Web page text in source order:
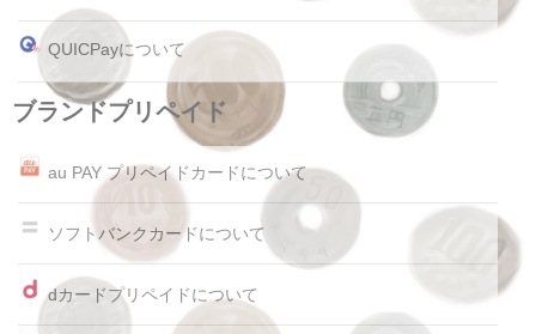
QUICPayについて
ブランドプリペイド
au PAY プリペイドカードについて
ソフトバンクカードについて
dカードプリペイドについて